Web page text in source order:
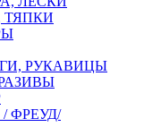
РУКАВИЦЫ
ФРЕУД/